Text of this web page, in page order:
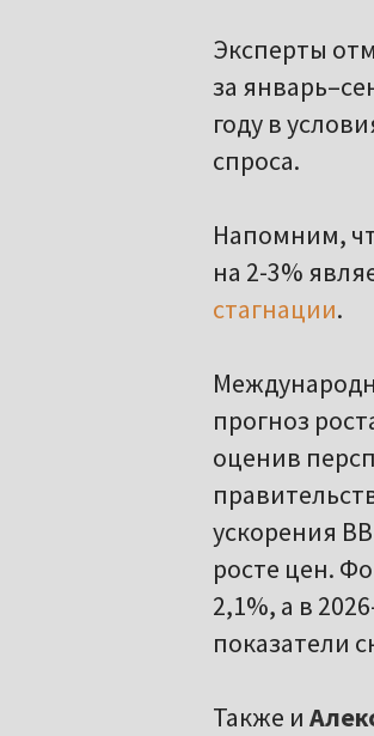
Эксперты
за
году в
спроса.
Напомним,
на 2-3%
стагнации.
прогноз
оценив
ускорения
росте цен.
2,1%, а в
показатели
Также и